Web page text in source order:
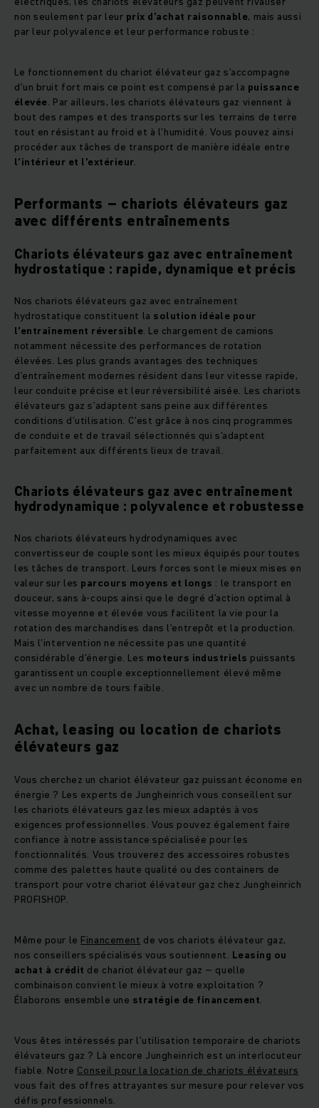
non seulement par leur prix d’achat raisonnable, mais aussi
par leur polyvalence et leur performance robuste :
Le fonctionnement du chariot élévateur gaz s’accompagne
d’un bruit fort mais ce point est compensé par la puissance
élevée. Par ailleurs, les chariots élévateurs gaz viennent à
bout des rampes et des transports sur les terrains de terre
tout en résistant au froid et à l’humidité. Vous pouvez ainsi
procéder aux tâches de transport de manière idéale entre
l’intérieur et l’extérieur.
Performants – chariots élévateurs gaz
avec différents entraînements
Chariots élévateurs gaz avec entraînement
hydrostatique : rapide, dynamique et précis
Nos chariots élévateurs gaz avec entraînement
hydrostatique constituent la solution idéale pour
l’entraînement réversible. Le chargement de camions
notamment nécessite des performances de rotation
élevées. Les plus grands avantages des techniques
d’entraînement modernes résident dans leur vitesse rapide,
leur conduite précise et leur réversibilité aisée. Les chariots
élévateurs gaz s’adaptent sans peine aux différentes
conditions d’utilisation. C’est grâce à nos cinq programmes
de conduite et de travail sélectionnés qui s’adaptent
parfaitement aux différents lieux de travail.
Chariots élévateurs gaz avec entraînement
hydrodynamique : polyvalence et robustesse
Nos chariots élévateurs hydrodynamiques avec
convertisseur de couple sont les mieux équipés pour toutes
les tâches de transport. Leurs forces sont le mieux mises en
valeur sur les parcours moyens et longs : le transport en
douceur, sans à-coups ainsi que le degré d’action optimal à
vitesse moyenne et élevée vous facilitent la vie pour la
rotation des marchandises dans l’entrepôt et la production.
Mais l’intervention ne nécessite pas une quantité
considérable d’énergie. Les moteurs industriels puissants
garantissent un couple exceptionnellement élevé même
avec un nombre de tours faible.
Achat, leasing ou location de chariots
élévateurs gaz
Vous cherchez un chariot élévateur gaz puissant économe en
énergie ? Les experts de Jungheinrich vous conseillent sur
les chariots élévateurs gaz les mieux adaptés à vos
exigences professionnelles. Vous pouvez également faire
confiance à notre assistance spécialisée pour les
fonctionnalités. Vous trouverez des accessoires robustes
comme des palettes haute qualité ou des containers de
transport pour votre chariot élévateur gaz chez Jungheinrich
PROFISHOP.
Même pour le Financement de vos chariots élévateur gaz,
nos conseillers spécialisés vous soutiennent. Leasing ou
achat à crédit de chariot élévateur gaz – quelle
combinaison convient le mieux à votre exploitation ?
Élaborons ensemble une stratégie de financement.
Vous êtes intéressés par l’utilisation temporaire de chariots
élévateurs gaz ? Là encore Jungheinrich est un interlocuteur
fiable. Notre Conseil pour la location de chariots élévateurs
vous fait des offres attrayantes sur mesure pour relever vos
défis professionnels.